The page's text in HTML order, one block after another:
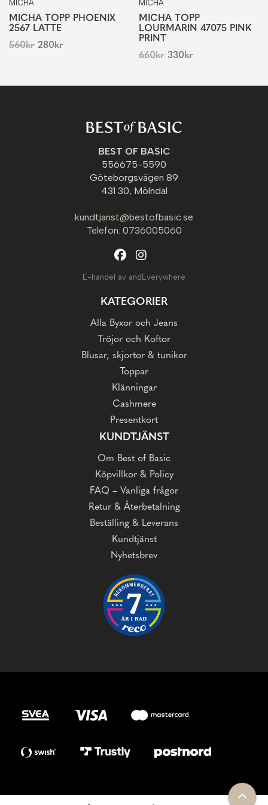
MICHA
MICHA TOPP PHOENIX
2567 LATTE
560kr 280kr
MICHA
MICHA TOPP
LOURMARIN 47075 PINK
PRINT
660kr 330kr
BEST OF BASIC
556675-5590
Göteborgsvägen 89
431 30, Mölndal
kundtjanst@bestofbasic.se
Telefon: 0736005060
E-handel av andEverywhere
KATEGORIER
Alla Byxor och Jeans
Tröjor och Koftor
Blusar, skjortor & tunikor
Toppar
Klänningar
Cashmere
Presentkort
KUNDTJÄNST
Om Best of Basic
Köpvillkor & Policy
FAQ – Vanliga frågor
Retur & Återbetalning
Beställing & Leverans
Kundtjänst
Nyhetsbrev